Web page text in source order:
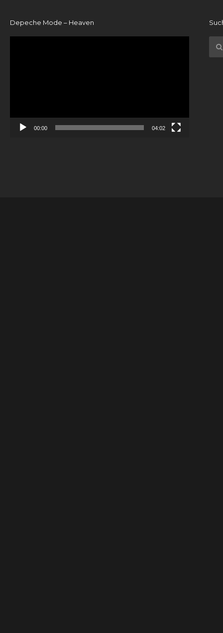
Depeche Mode – Heaven
00:00 04:02